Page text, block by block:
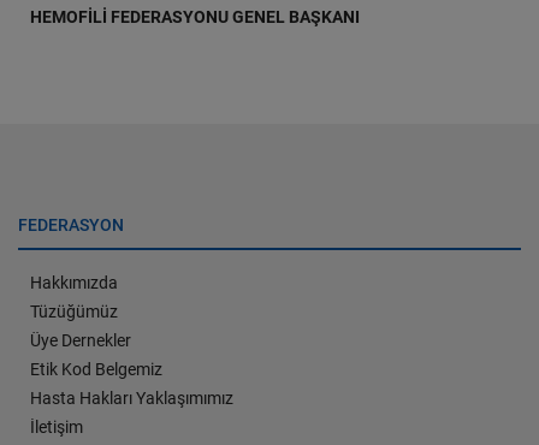
HEMOFİLİ FEDERASYONU GENEL BAŞKANI
FEDERASYON
Hakkımızda
Tüzüğümüz
Üye Dernekler
Etik Kod Belgemiz
Hasta Hakları Yaklaşımımız
İletişim